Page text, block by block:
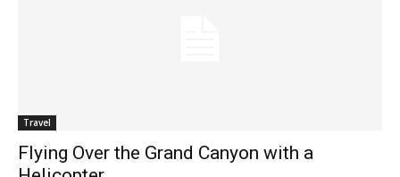
Travel
Flying Over the Grand Canyon with a